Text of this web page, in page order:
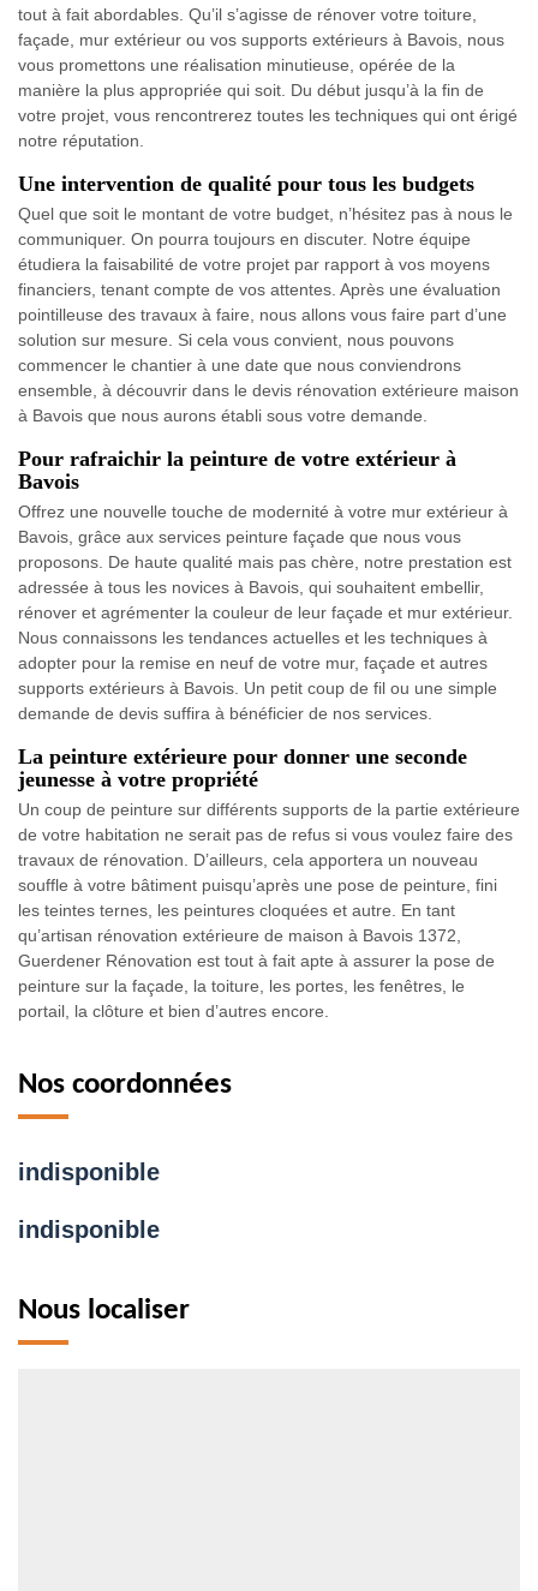
tout à fait abordables. Qu’il s’agisse de rénover votre toiture,
façade, mur extérieur ou vos supports extérieurs à Bavois, nous
vous promettons une réalisation minutieuse, opérée de la
manière la plus appropriée qui soit. Du début jusqu’à la fin de
votre projet, vous rencontrerez toutes les techniques qui ont érigé
notre réputation.
Une intervention de qualité pour tous les budgets
Quel que soit le montant de votre budget, n’hésitez pas à nous le
communiquer. On pourra toujours en discuter. Notre équipe
étudiera la faisabilité de votre projet par rapport à vos moyens
financiers, tenant compte de vos attentes. Après une évaluation
pointilleuse des travaux à faire, nous allons vous faire part d’une
solution sur mesure. Si cela vous convient, nous pouvons
commencer le chantier à une date que nous conviendrons
ensemble, à découvrir dans le devis rénovation extérieure maison
à Bavois que nous aurons établi sous votre demande.
Pour rafraichir la peinture de votre extérieur à
Bavois
Offrez une nouvelle touche de modernité à votre mur extérieur à
Bavois, grâce aux services peinture façade que nous vous
proposons. De haute qualité mais pas chère, notre prestation est
adressée à tous les novices à Bavois, qui souhaitent embellir,
rénover et agrémenter la couleur de leur façade et mur extérieur.
Nous connaissons les tendances actuelles et les techniques à
adopter pour la remise en neuf de votre mur, façade et autres
supports extérieurs à Bavois. Un petit coup de fil ou une simple
demande de devis suffira à bénéficier de nos services.
La peinture extérieure pour donner une seconde
jeunesse à votre propriété
Un coup de peinture sur différents supports de la partie extérieure
de votre habitation ne serait pas de refus si vous voulez faire des
travaux de rénovation. D’ailleurs, cela apportera un nouveau
souffle à votre bâtiment puisqu’après une pose de peinture, fini
les teintes ternes, les peintures cloquées et autre. En tant
qu’artisan rénovation extérieure de maison à Bavois 1372,
Guerdener Rénovation est tout à fait apte à assurer la pose de
peinture sur la façade, la toiture, les portes, les fenêtres, le
portail, la clôture et bien d’autres encore.
Nos coordonnées
indisponible
indisponible
Nous localiser